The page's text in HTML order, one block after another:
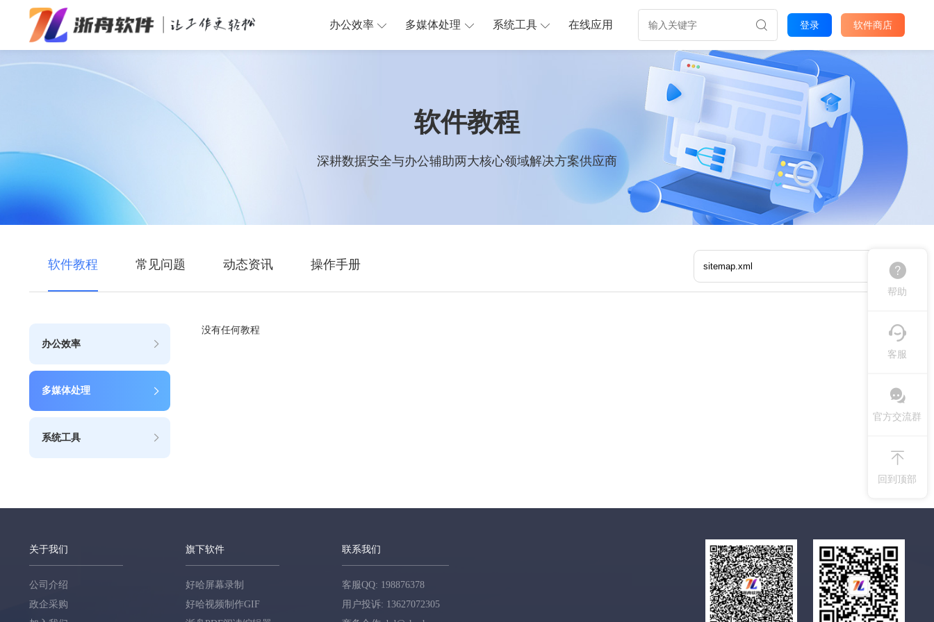
办公效率
办公效率 多媒体处理 系统工具 在线应用 登录 软件商店
软件教程
深耕数据安全与办公辅助两大核心领域解决方案供应商
软件教程 常见问题 动态资讯 操作手册
办公效率
多媒体处理
系统工具
没有任何教程
关于我们
公司介绍
政企采购
旗下软件
好哈屏幕录制
好哈视频制作GIF
联系我们
客服QQ: 198876378
用户投诉: 13627072305
帮助
客服
官方交流群
回到顶部